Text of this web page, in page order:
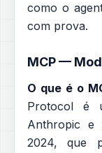
como o
com prova.
MCP —
O que é o
Protocol é
Anthropic e
2024, que